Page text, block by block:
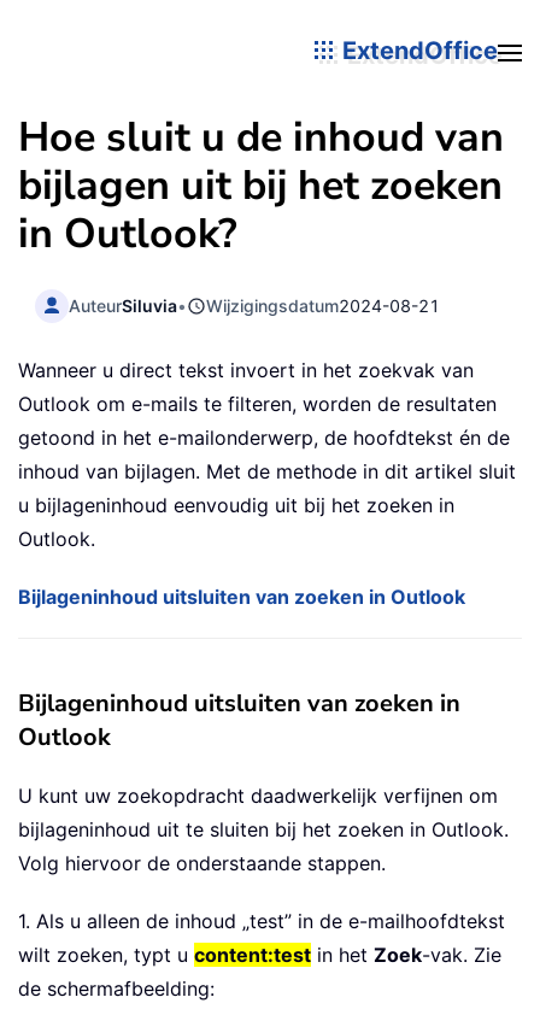
ExtendOffice
Hoe sluit u de inhoud van
bijlagen uit bij het zoeken
in Outlook?
AuteurSiluvia• Wijzigingsdatum2024-08-21
Wanneer u direct tekst invoert in het zoekvak van
Outlook om e-mails te filteren, worden de resultaten
getoond in het e-mailonderwerp, de hoofdtekst én de
inhoud van bijlagen. Met de methode in dit artikel sluit
u bijlageninhoud eenvoudig uit bij het zoeken in
Outlook.
Bijlageninhoud uitsluiten van zoeken in Outlook
Bijlageninhoud uitsluiten van zoeken in
Outlook
U kunt uw zoekopdracht daadwerkelijk verfijnen om
bijlageninhoud uit te sluiten bij het zoeken in Outlook.
Volg hiervoor de onderstaande stappen.
1. Als u alleen de inhoud „test” in de e-mailhoofdtekst
wilt zoeken, typt u content:test in het Zoek-vak. Zie
de schermafbeelding: